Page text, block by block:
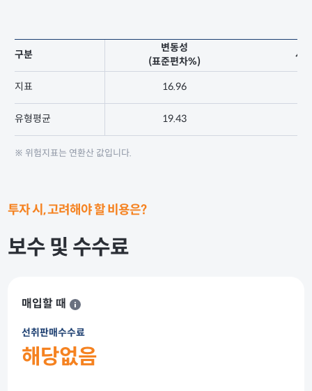
구분
지표
유형평균
변동성
(표준편차%)
샤
16.96
19.43
※ 위험지표는 연환산 값입니다.
투자 시, 고려해야 할 비용은?
보수 및 수수료
매입할 때
선취판매수수료
해당없음